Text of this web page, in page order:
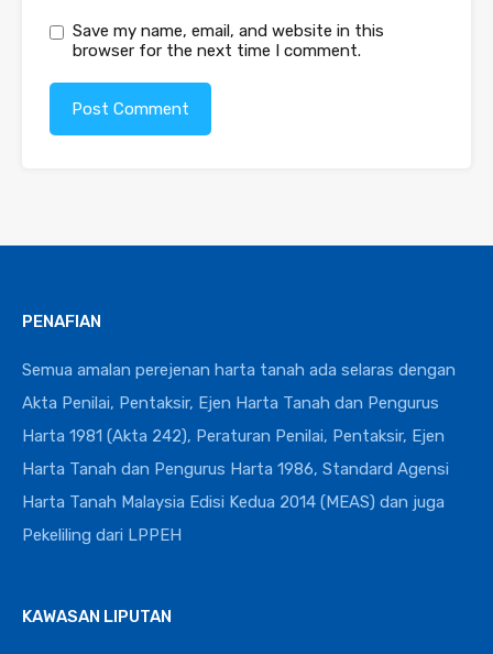
Save my name, email, and website in this
browser for the next time I comment.
PENAFIAN
Semua amalan perejenan harta tanah ada selaras dengan
Akta Penilai, Pentaksir, Ejen Harta Tanah dan Pengurus
Harta 1981 (Akta 242), Peraturan Penilai, Pentaksir, Ejen
Harta Tanah dan Pengurus Harta 1986, Standard Agensi
Harta Tanah Malaysia Edisi Kedua 2014 (MEAS) dan juga
Pekeliling dari LPPEH
KAWASAN LIPUTAN